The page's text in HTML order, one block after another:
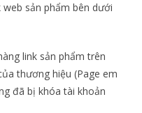
sản phẩm bên dưới
link sản phẩm trên
thương hiệu (Page em
đã bị khóa tài khoản